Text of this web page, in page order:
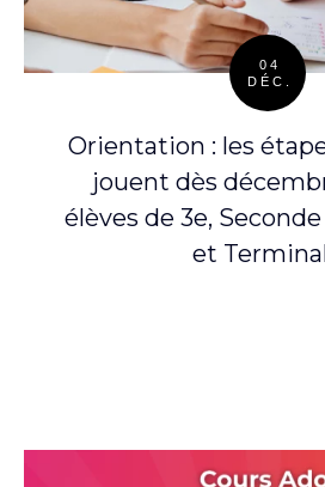
04
DÉC.
Orientation : les
jouent dès
élèves de 3e,
et